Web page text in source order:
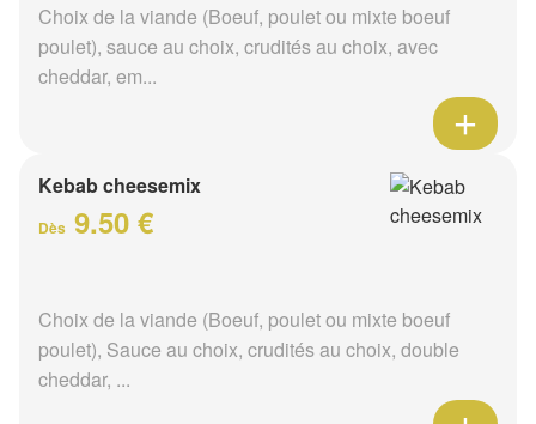
Choix de la viande (Boeuf, poulet ou mixte boeuf
poulet), sauce au choix, crudités au choix, avec
cheddar, em...
Kebab cheesemix
Dès 9.50 €
Choix de la viande (Boeuf, poulet ou mixte boeuf
poulet), Sauce au choix, crudités au choix, double
cheddar, ...